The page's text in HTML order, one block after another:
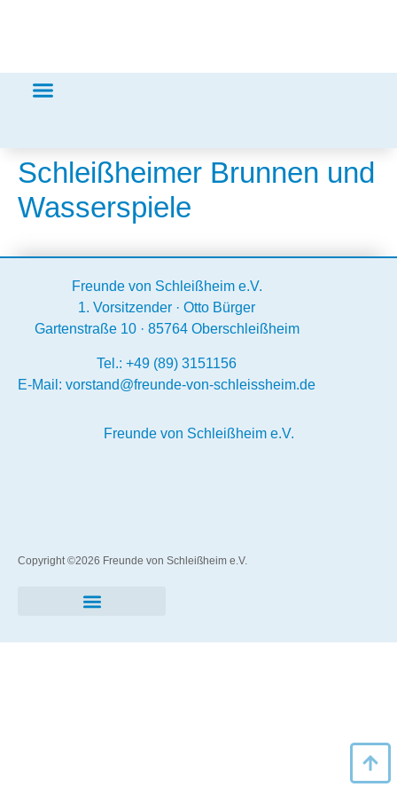
Schleißheimer Brunnen und
Wasserspiele
Freunde von Schleißheim e.V.
1. Vorsitzender · Otto Bürger
Gartenstraße 10 · 85764 Oberschleißheim
Tel.: +49 (89) 3151156
E-Mail: vorstand@freunde-von-schleissheim.de
Freunde von Schleißheim e.V.
Copyright ©2026 Freunde von Schleißheim e.V.